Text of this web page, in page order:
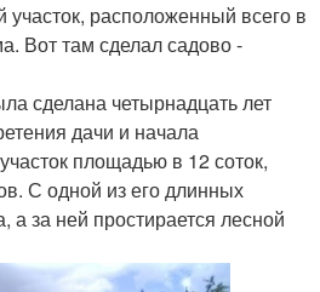
участок, расположенный всего в
Вот там сделал садово -
сделана четырнадцать лет
дачи и начала
площадью в 12 соток,
С одной из его длинных
а за ней простирается лесной